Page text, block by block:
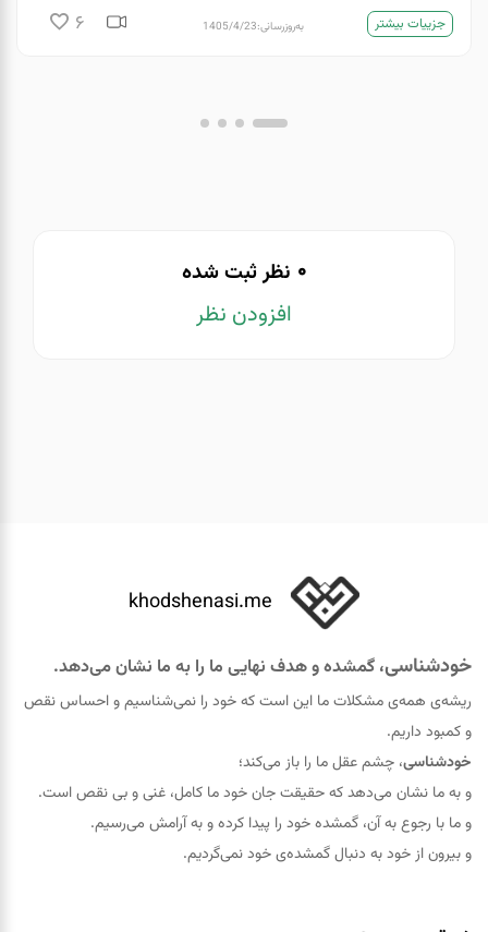
عقل
علم و سواد
جزییات بیشتر به‌روزرسانی:1405/4/23
6
0 نظر ثبت شده
افزودن نظر
khodshenasi.me
خودشناسی، گمشده و هدف نهایی ما را به ما نشان می‌دهد.
ریشه‌ی همه‌ی مشکلات ما این است که خود را نمی‌شناسیم و احساس نقص
و کمبود داریم.
خودشناسی، چشم عقل ما را باز می‌کند؛
و به ما نشان می‌دهد که حقيقت جان خود ما کامل، غنی و بی نقص است.
و ما با رجوع به آن، گمشده خود را پيدا کرده و به آرامش می‌رسیم.
و بیرون از خود به دنبال گمشده‌ی خود نمی‌گردیم.